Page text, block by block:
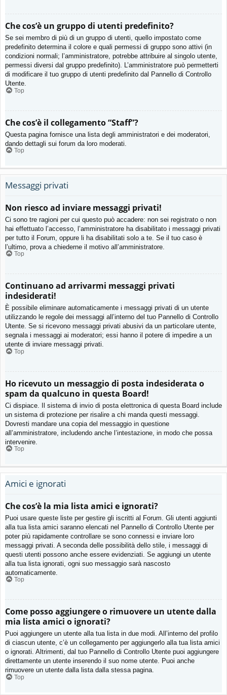
Che cos’è un gruppo di utenti predefinito?
Se sei membro di più di un gruppo di utenti, quello impostato come
predefinito determina il colore e quali permessi di gruppo sono attivi (in
condizioni normali; l’amministratore, potrebbe attribuire al singolo utente,
permessi diversi dal gruppo predefinito). L’amministratore può permetterti
di modificare il tuo gruppo di utenti predefinito dal Pannello di Controllo
Utente.
Top
Che cos’è il collegamento “Staff”?
Questa pagina fornisce una lista degli amministratori e dei moderatori,
dando dettagli sui forum da loro moderati.
Top
Messaggi privati
Non riesco ad inviare messaggi privati!
Ci sono tre ragioni per cui questo può accadere: non sei registrato o non
hai effettuato l’accesso, l’amministratore ha disabilitato i messaggi privati
per tutto il Forum, oppure li ha disabilitati solo a te. Se il tuo caso è
l’ultimo, prova a chiederne il motivo all’amministratore.
Top
Continuano ad arrivarmi messaggi privati
indesiderati!
È possibile eliminare automaticamente i messaggi privati ​​di un utente
utilizzando le regole dei messaggi all’interno del tuo Pannello di Controllo
Utente. Se si ricevono messaggi privati ​​abusivi da un particolare utente,
segnala i messaggi ai moderatori; essi hanno il potere di impedire a un
utente di inviare messaggi privati​​.
Top
Ho ricevuto un messaggio di posta indesiderata o
spam da qualcuno in questa Board!
Ci dispiace. Il sistema di invio di posta elettronica di questa Board include
un sistema di protezione per risalire a chi manda questi messaggi.
Dovresti mandare una copia del messaggio in questione
all’amministratore, includendo anche l’intestazione, in modo che possa
intervenire.
Top
Amici e ignorati
Che cos’è la mia lista amici e ignorati?
Puoi usare queste liste per gestire gli iscritti al Forum. Gli utenti aggiunti
alla tua lista amici saranno elencati nel Pannello di Controllo Utente per
poter più rapidamente controllare se sono connessi e inviare loro
messaggi privati. A seconda delle possibilità dello stile, i messaggi di
questi utenti possono anche essere evidenziati. Se aggiungi un utente
alla tua lista ignorati, ogni suo messaggio sarà nascosto
automaticamente.
Top
Come posso aggiungere o rimuovere un utente dalla
mia lista amici o ignorati?
Puoi aggiungere un utente alla tua lista in due modi. All’interno del profilo
di ciascun utente, c’è un collegamento per aggiungerlo alla tua lista amici
o ignorati. Altrimenti, dal tuo Pannello di Controllo Utente puoi aggiungere
direttamente un utente inserendo il suo nome utente. Puoi anche
rimuovere un utente dalla lista dalla stessa pagina.
Top